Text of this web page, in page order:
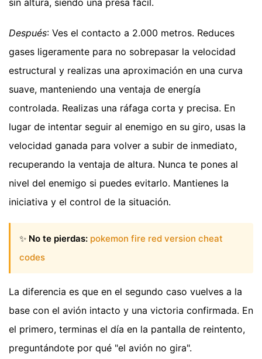
Después: Ves el contacto a 2.000 metros. Reduces
gases ligeramente para no sobrepasar la velocidad
estructural y realizas una aproximación en una curva
suave, manteniendo una ventaja de energía
controlada. Realizas una ráfaga corta y precisa. En
lugar de intentar seguir al enemigo en su giro, usas la
velocidad ganada para volver a subir de inmediato,
recuperando la ventaja de altura. Nunca te pones al
nivel del enemigo si puedes evitarlo. Mantienes la
iniciativa y el control de la situación.
✨ No te pierdas: pokemon fire red version cheat
codes
La diferencia es que en el segundo caso vuelves a la
base con el avión intacto y una victoria confirmada. En
el primero, terminas el día en la pantalla de reintento,
preguntándote por qué "el avión no gira".